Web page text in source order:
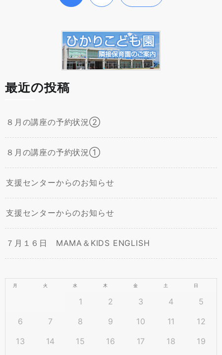
最近の投稿
８月の講座の予約状況②
８月の講座の予約状況①
支援センターからのお知らせ
支援センターからのお知らせ
７月１６日 MAMA＆KIDS ENGLISH
月 火 水 木 金 土 日
1 2 3 4
5
6
7 8 9 10 11
12
13
14 15 16 17 18
19